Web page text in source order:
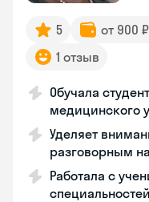
5 от 900
1 отзыв
Обучала
медицинского
Уделяет
разговорным
Работала с
специальностей